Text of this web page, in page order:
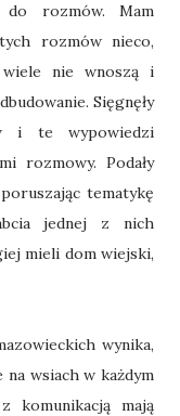
do rozmów. Mam
rozmów nieco,
wiele nie wnoszą i
Sięgnęły
i te wypowiedzi
rozmowy. Podały
tematykę
jednej z nich
mieli dom wiejski,
wynika,
na wsiach w każdym
komunikacją mają